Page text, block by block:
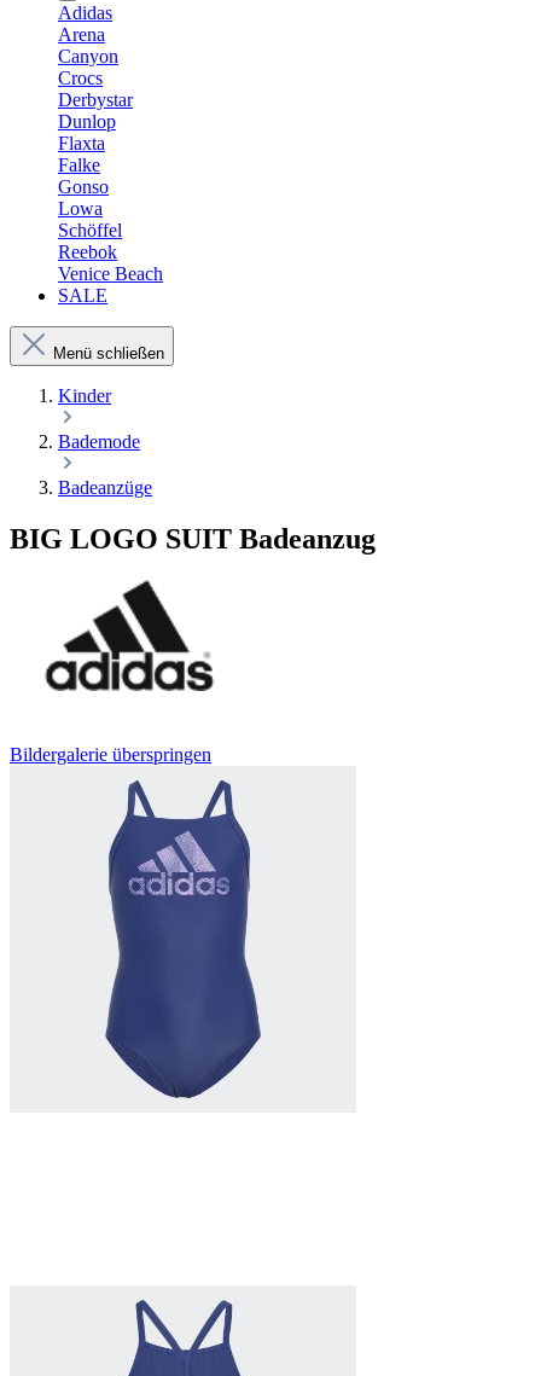
Adidas
Arena
Canyon
Crocs
Derbystar
Dunlop
Flaxta
Falke
Gonso
Lowa
Schöffel
Reebok
Venice Beach
SALE
Menü schließen
Kinder
Bademode
Badeanzüge
BIG LOGO SUIT Badeanzug
Bildergalerie überspringen